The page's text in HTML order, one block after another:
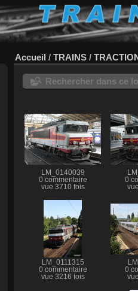
Accueil / TRAINS /
Rechercher dans ce
LM_0140039
0 commentaire
vue 3710 fois
0
LM_0111315
0 commentaire
vue 3216 fois
0